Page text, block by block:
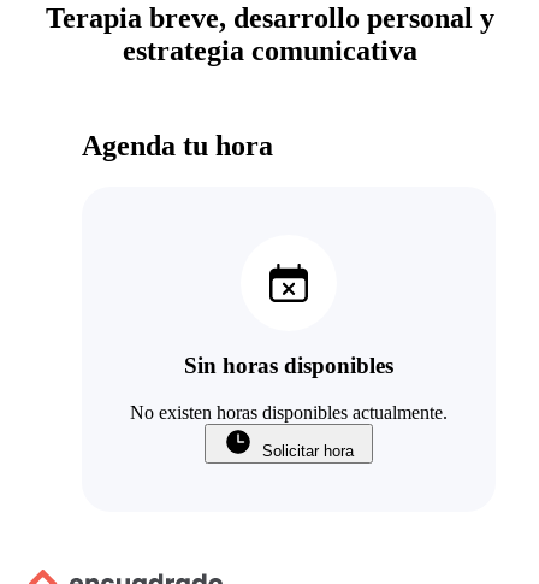
Terapia breve, desarrollo personal y
estrategia comunicativa
Agenda tu hora
Sin horas disponibles
No existen horas disponibles actualmente.
Solicitar hora